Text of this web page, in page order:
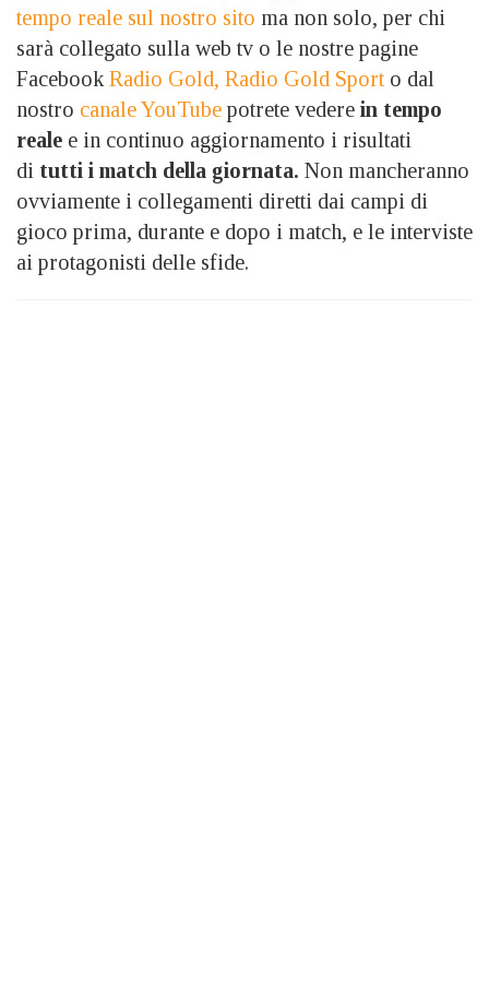
tempo reale sul nostro sito ma non solo, per chi
sarà collegato sulla web tv o le nostre pagine
Facebook Radio Gold, Radio Gold Sport o dal
nostro canale YouTube potrete vedere in tempo
reale e in continuo aggiornamento i risultati
di tutti i match della giornata. Non mancheranno
ovviamente i collegamenti diretti dai campi di
gioco prima, durante e dopo i match, e le interviste
ai protagonisti delle sfide.